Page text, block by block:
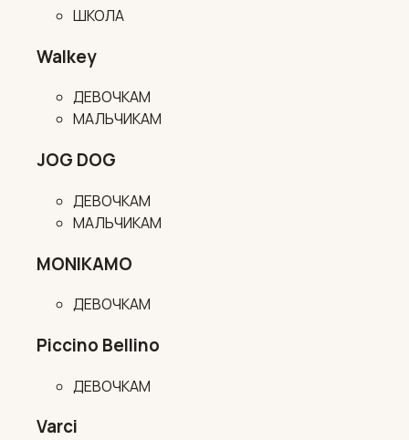
ШКОЛА
Walkey
ДЕВОЧКАМ
МАЛЬЧИКАМ
JOG DOG
ДЕВОЧКАМ
МАЛЬЧИКАМ
MONIKAMO
ДЕВОЧКАМ
Piccino Bellino
ДЕВОЧКАМ
Varci